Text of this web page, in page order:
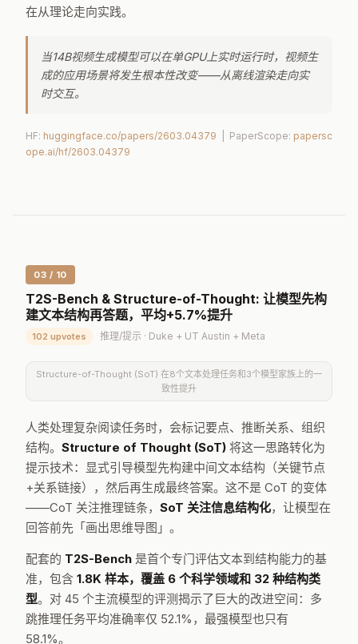
在从理论走向实践。
当14B视频生成模型可以在单GPU上实时运行时，视频生
成的应用场景将发生根本性改变——从离线渲染走向实
时交互。
HF: huggingface.co/papers/2603.04379 | PaperScope: papersc
ope.ai/hf/2603.04379
03 / 10
T2S-Bench & Structure-of-Thought: 让模型先构
建文本结构再答题，平均+5.7%提升
102 upvotes 推理/提示 · Duke + UT Austin + Meta
Structure-of-Thought (SoT) 在8个文本处理任务和3个模型家族上的一
致性提升
人类处理复杂阅读任务时，会标记要点、推断关系、组织
结构。Structure of Thought (SoT)
+关系链接），然后再生成最终答案。这不是 CoT 的变体
——CoT 关注推理链条，SoT 关注信息结构化 ，让模型在
回答前先「画出思维导图」。
配套的